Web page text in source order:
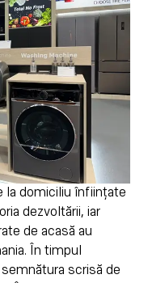
la domiciliu înființate
dezvoltării, iar
de acasă au
În timpul
scrisă de